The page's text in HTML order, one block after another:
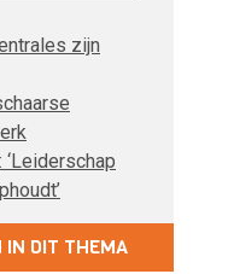
zijn
IN DIT THEMA